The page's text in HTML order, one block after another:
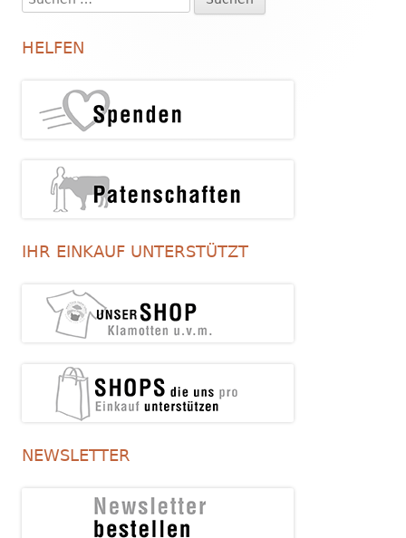
Seitenleiste
nach:
HELFEN
IHR EINKAUF UNTERSTÜTZT
NEWSLETTER